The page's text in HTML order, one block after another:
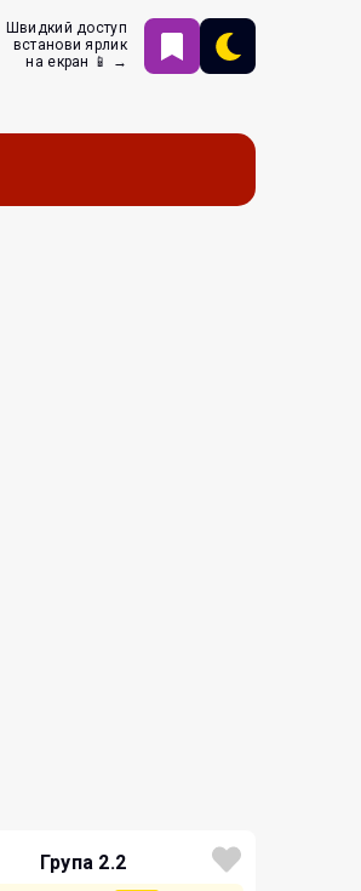
Швидкий доступ
встанови ярлик
на екран 📱 →
Група 2.2